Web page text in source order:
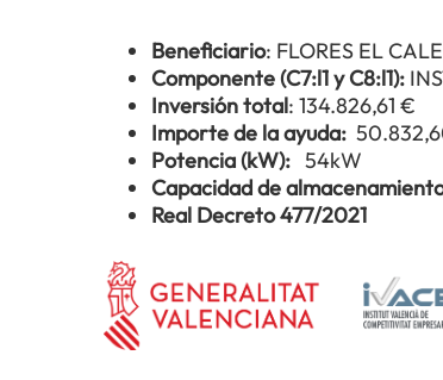
Beneficiario: FLORES EL
Componente (C7:l1 y C8:l1):
Inversión total: 134.826,61 €
Importe de la ayuda:
Potencia (kW): 54kW
Capacidad de
Real Decreto 477/2021